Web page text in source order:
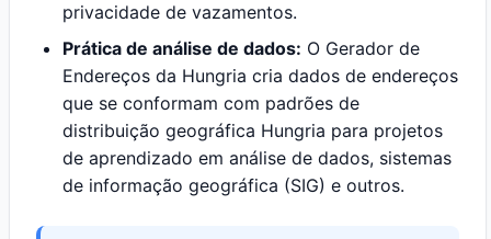
privacidade de vazamentos.
Prática de análise de dados: O Gerador de
Endereços da Hungria cria dados de endereços
que se conformam com padrões de
distribuição geográfica Hungria para projetos
de aprendizado em análise de dados, sistemas
de informação geográfica (SIG) e outros.